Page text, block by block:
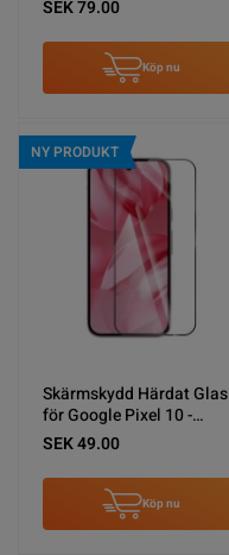
SEK 79.00
Köp nu
NY PRODUKT
Skärmskydd Härdat Glas
för Google Pixel 10 -
0.18mm
SEK 49.00
Köp nu